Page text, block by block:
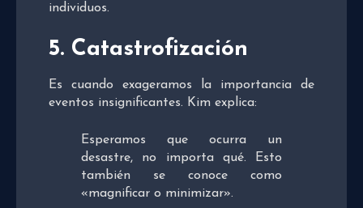
individuos.
5. Catastrofización
Es cuando exageramos la importancia de
eventos insignificantes. Kim explica:
Esperamos que ocurra un
desastre, no importa qué. Esto
también se conoce como
«magnificar o minimizar».